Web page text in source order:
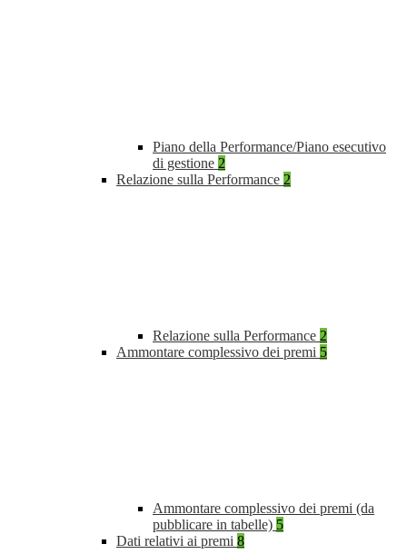
Piano della Performance/Piano esecutivo
di gestione 2
Relazione sulla Performance 2
Relazione sulla Performance 2
Ammontare complessivo dei premi 5
Ammontare complessivo dei premi (da
pubblicare in tabelle) 5
Dati relativi ai premi 8